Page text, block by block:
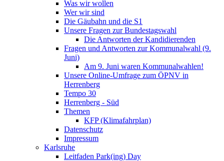
Was wir wollen
Wer wir sind
Die Gäubahn und die S1
Unsere Fragen zur Bundestagswahl
Die Antworten der Kandidierenden
Fragen und Antworten zur Kommunalwahl (9.
Juni)
Am 9. Juni waren Kommunalwahlen!
Unsere Online-Umfrage zum ÖPNV in
Herrenberg
Tempo 30
Herrenberg - Süd
Themen
KFP (Klimafahrplan)
Datenschutz
Impressum
Karlsruhe
Leitfaden Park(ing) Day